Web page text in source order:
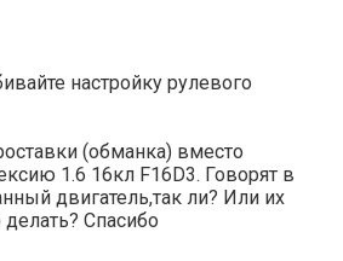
настройку рулевого
(обманка) вместо
1.6 16кл F16D3. Говорят в
двигатель,так ли? Или их
Спасибо